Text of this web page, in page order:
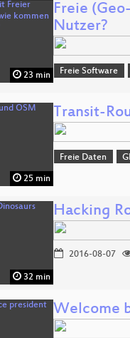
23 min
Freie
Nutzer?
Freie Software
25 min
Transit-
Freie Daten
32 min
Hacking
2016-08-07
Welcome